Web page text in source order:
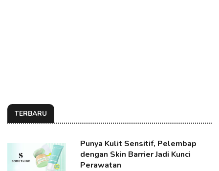
TERBARU
Punya Kulit Sensitif, Pelembap
dengan Skin Barrier Jadi Kunci
Perawatan